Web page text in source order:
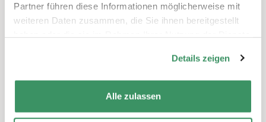
Partner führen diese Informationen möglicherweise mit
weiteren Daten zusammen, die Sie ihnen bereitgestellt
Details zeigen
Alle zulassen
Regionen
Bern & Solothurn, Nordwestschweiz
Weitere Veranstaltungen
13.08.2026